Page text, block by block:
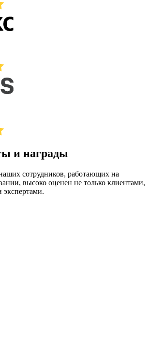
и награды
сотрудников, работающих на
высоко оценен не только клиентами,